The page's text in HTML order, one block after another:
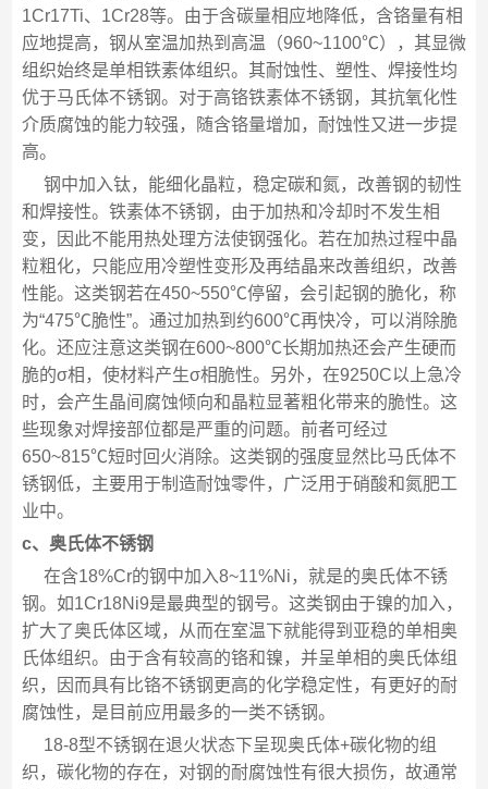
1Cr17Ti、1Cr28等。由于含碳量相应地降低，含铬量有相
应地提高，钢从室温加热到高温（960~1100℃），其显微
组织始终是单相铁素体组织。其耐蚀性、塑性、焊接性均
优于马氏体不锈钢。对于高铬铁素体不锈钢，其抗氧化性
介质腐蚀的能力较强，随含铬量增加，耐蚀性又进一步提
高。
钢中加入钛，能细化晶粒，稳定碳和氮，改善钢的韧性
和焊接性。铁素体不锈钢，由于加热和冷却时不发生相
变，因此不能用热处理方法使钢强化。若在加热过程中晶
粒粗化，只能应用冷塑性变形及再结晶来改善组织，改善
性能。这类钢若在450~550℃停留，会引起钢的脆化，称
为“475℃脆性”。通过加热到约600℃再快冷，可以消除脆
化。还应注意这类钢在600~800℃长期加热还会产生硬而
脆的σ相，使材料产生σ相脆性。另外，在9250C以上急冷
时，会产生晶间腐蚀倾向和晶粒显著粗化带来的脆性。这
些现象对焊接部位都是严重的问题。前者可经过
650~815℃短时回火消除。这类钢的强度显然比马氏体不
锈钢低，主要用于制造耐蚀零件，广泛用于硝酸和氮肥工
业中。
c、奥氏体不锈钢
在含18%Cr的钢中加入8~11%Ni，就是的奥氏体不锈
钢。如1Cr18Ni9是最典型的钢号。这类钢由于镍的加入，
扩大了奥氏体区域，从而在室温下就能得到亚稳的单相奥
氏体组织。由于含有较高的铬和镍，并呈单相的奥氏体组
织，因而具有比铬不锈钢更高的化学稳定性，有更好的耐
腐蚀性，是目前应用最多的一类不锈钢。
18-8型不锈钢在退火状态下呈现奥氏体+碳化物的组
织，碳化物的存在，对钢的耐腐蚀性有很大损伤，故通常